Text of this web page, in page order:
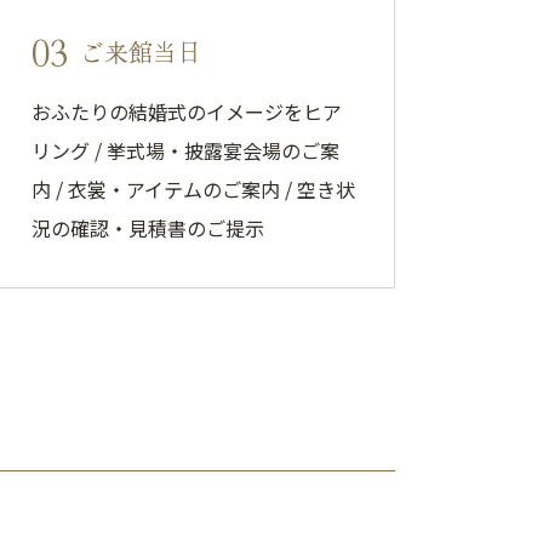
03 ご来館当日
おふたりの結婚式のイメージをヒア
リング / 挙式場・披露宴会場のご案
内 / 衣裳・アイテムのご案内 / 空き状
況の確認・見積書のご提示